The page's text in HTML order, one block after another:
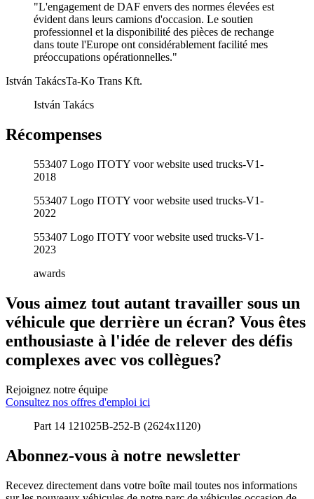
"L'engagement de DAF envers des normes élevées est
évident dans leurs camions d'occasion. Le soutien
professionnel et la disponibilité des pièces de rechange
dans toute l'Europe ont considérablement facilité mes
préoccupations opérationnelles."
István TakácsTa-Ko Trans Kft.
István Takács
Récompenses
553407 Logo ITOTY voor website used trucks-V1-
2018
553407 Logo ITOTY voor website used trucks-V1-
2022
553407 Logo ITOTY voor website used trucks-V1-
2023
awards
Vous aimez tout autant travailler sous un
véhicule que derrière un écran? Vous êtes
enthousiaste à l'idée de relever des défis
complexes avec vos collègues?
Rejoignez notre équipe
Consultez nos offres d'emploi ici
Part 14 121025B-252-B (2624x1120)
Abonnez-vous à notre newsletter
Recevez directement dans votre boîte mail toutes nos informations